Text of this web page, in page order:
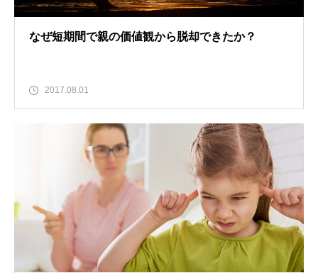
なぜ短期間で親の価値観から脱却できたか？
2017.08.01